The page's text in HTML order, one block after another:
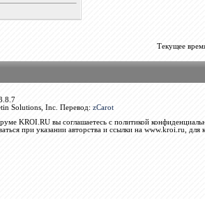
Текущее
Solutions, Inc. Перевод: zCarot
KROI.RU вы соглашаетесь с политикой
при указании авторства и ссылки на www.kroi.ru, для